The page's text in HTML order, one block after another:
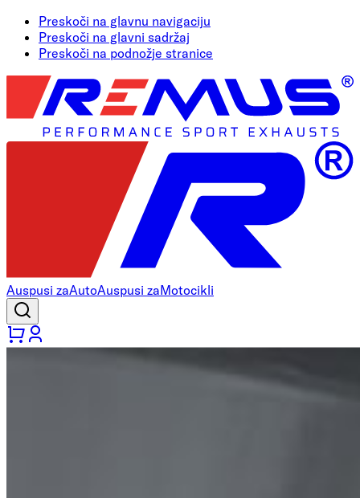
Preskoči na glavnu navigaciju
Preskoči na glavni sadržaj
Preskoči na podnožje stranice
Auspusi zaAutoAuspusi zaMotocikli